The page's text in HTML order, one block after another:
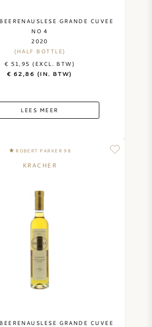
GRANDE CUVEE
NO 4
2020
(HALF BOTTLE)
€ 51,95 (EXCL. BTW)
€ 62,86 (IN. BTW)
LEES MEER
ROBERT PARKER 98
KRACHER
GRANDE CUVEE